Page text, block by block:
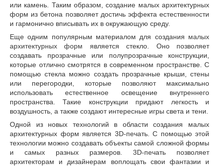
или камень. Таким образом, создание малых архитектурных
форм из бетона позволяет достичь эффекта естественности
и гармонично вписывать их в окружающую среду.
Еще одним популярным материалом для создания малых
архитектурных форм является стекло. Оно позволяет
создавать прозрачные или полупрозрачные конструкции,
которые отлично смотрятся в современном пространстве. С
помощью стекла можно создать прозрачные крыши, стены
или перегородки, которые позволяют максимально
использовать естественное освещение внутреннего
пространства. Такие конструкции придают легкость и
воздушность, а также создают интересные игры света и тени.
Одной из новых технологий в области создания малых
архитектурных форм является 3D-печать. С помощью этой
технологии можно создавать объекты самой сложной формы
и самых разных размеров. 3D-печать позволяет
архитекторам и дизайнерам воплощать свои фантазии и